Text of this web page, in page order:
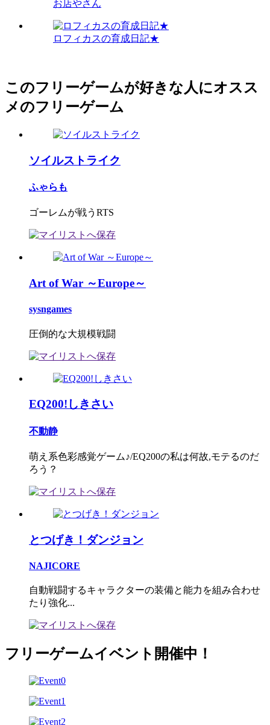
お店やさん
ロフィカスの育成日記★
このフリーゲームが好きな人にオスス
メのフリーゲーム
ソイルストライク
ふゃらも
ゴーレムが戦うRTS
Art of War ～Europe～
sysngames
圧倒的な大規模戦闘
EQ200!しきさい
不動静
萌え系色彩感覚ゲーム♪/EQ200の私は何故,モテるのだ
ろう？
とつげき！ダンジョン
NAJICORE
自動戦闘するキャラクターの装備と能力を組み合わせ
たり強化...
フリーゲームイベント開催中！